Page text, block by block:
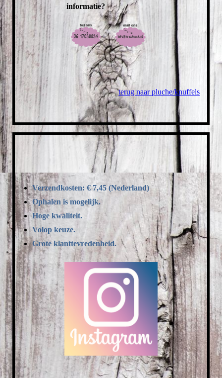
informatie?
terug naar pluche/knuffels
Verzendkosten: € 7,45 (Nederland)
Ophalen is mogelijk.
Hoge kwaliteit.
Volop keuze.
Grote klanttevredenheid.